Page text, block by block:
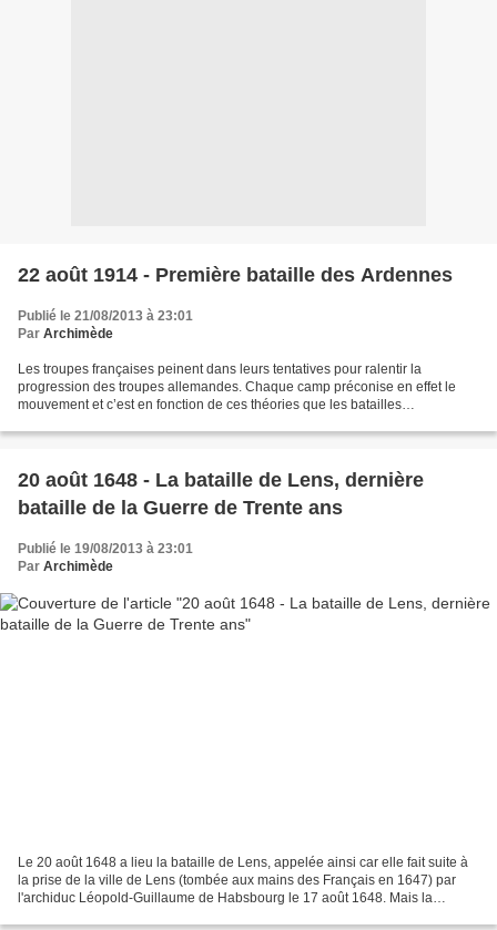
22 août 1914 - Première bataille des Ardennes
Publié le 21/08/2013 à 23:01
Par Archimède
Les troupes françaises peinent dans leurs tentatives pour ralentir la
progression des troupes allemandes. Chaque camp préconise en effet le
mouvement et c’est en fonction de ces théories que les batailles
20 août 1648 - La bataille de Lens, dernière
bataille de la Guerre de Trente ans
Publié le 19/08/2013 à 23:01
Par Archimède
Le 20 août 1648 a lieu la bataille de Lens, appelée ainsi car elle fait suite à
la prise de la ville de Lens (tombée aux mains des Français en 1647) par
l'archiduc Léopold-Guillaume de Habsbourg le 17 août 1648. Mais la